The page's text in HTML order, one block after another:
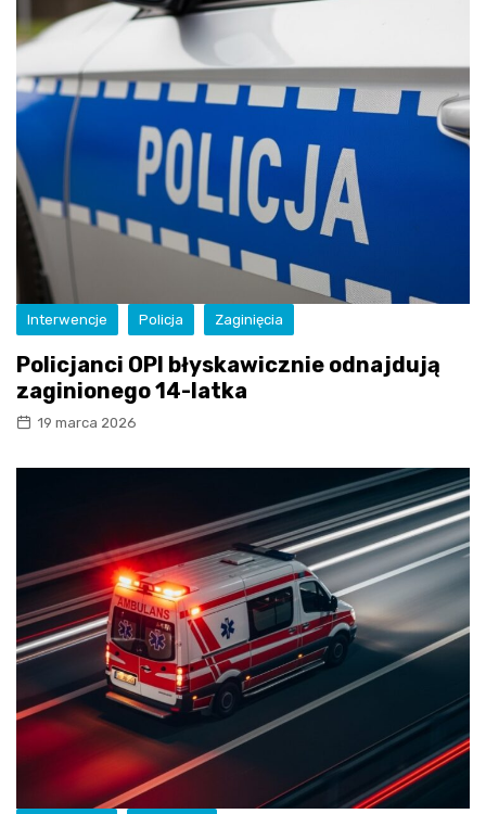
Interwencje Policja Zaginięcia
Policjanci OPI błyskawicznie odnajdują
zaginionego 14-latka
19 marca 2026